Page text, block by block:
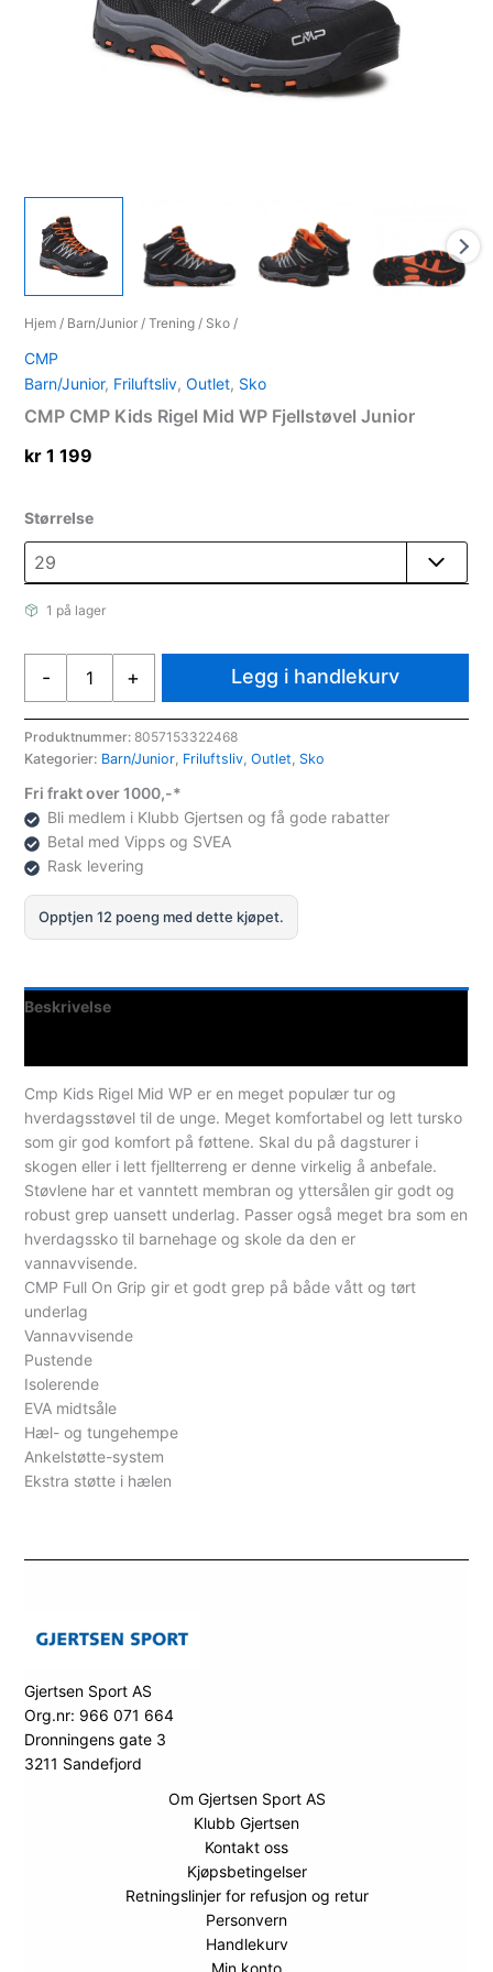
Hjem / Barn/Junior /Trening / Sko /
CMP
Barn/Junior, Friluftsliv,Outlet, Sko
CMP CMP Kids Rigel Mid WP Fjellstøvel Junior
kr 1 199
Størrelse
1 på lager
-
Rigel
Mid
WP
Fjellstøvel
Junior
antall
+ Legg i handlekurv
Produktnummer:8057153322468
Kategorier: Barn/Junior, Friluftsliv,Outlet, Sko
Fri frakt over 1000,-*
Bli medlem i Klubb Gjertsen og få gode rabatter
Betal med Vipps og SVEA
Rask levering
Opptjen 12 poeng med dette kjøpet.
Beskrivelse
Cmp Kids Rigel Mid WP er en meget populær tur og
hverdagsstøvel til de unge. Meget komfortabel og lett tursko
som gir god komfort på føttene. Skal du på dagsturer i
skogen eller i lett fjellterreng er denne virkelig å anbefale.
Støvlene har et vanntett membran og yttersålen gir godt og
robust grep uansett underlag. Passer også meget bra som en
hverdagssko til barnehage og skole da den er
vannavvisende.
CMP Full On Grip gir et godt grep på både vått og tørt
underlag
Vannavvisende
Pustende
Isolerende
EVA midtsåle
Hæl- og tungehempe
Ankelstøtte-system
Ekstra støtte i hælen
Gjertsen Sport AS
Org.nr: 966 071 664
Dronningens gate 3
3211 Sandefjord
Om Gjertsen Sport AS
Klubb Gjertsen
Kontakt oss
Kjøpsbetingelser
Retningslinjer for refusjon og retur
Personvern
Handlekurv